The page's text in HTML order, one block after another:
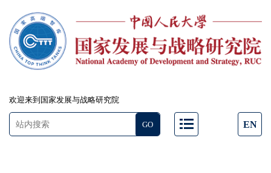
欢迎来到国家发展与战略研究院
EN